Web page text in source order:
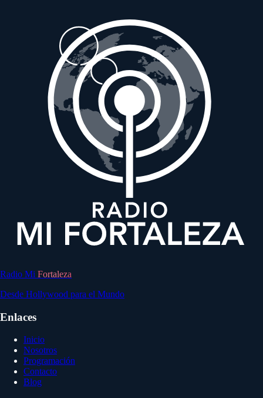
Radio Mi Fortaleza
Desde Hollywood para el Mundo
Enlaces
Inicio
Nosotros
Programación
Contacto
Blog